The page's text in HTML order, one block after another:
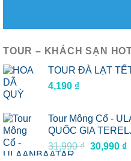
TOUR – KHÁCH SẠN
TOUR ĐÀ LẠT
4,190 ₫
Tour Mông Cổ -
QUỐC GIA
31,990₫ Giá
30,990 ₫